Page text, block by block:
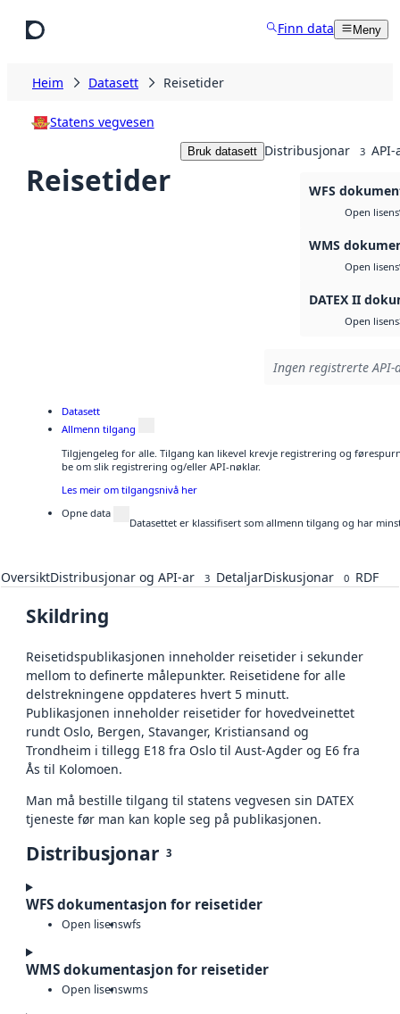
Finn data Meny
Heim Datasett Reisetider
Statens vegvesen
Reisetider
Bruk datasett Distribusjonar 3 API-
WFS
Open lisens
WMS
Open lisens
DATEX II
Open lisens
Ingen registrerte
Datasett
Allmenn tilgang
Tilgjengeleg for alle. Tilgang kan likevel krevje registrering og
be om slik registrering og/eller API-nøklar.
Les meir om tilgangsnivå her
Opne data
Datasettet er klassifisert som allmenn tilgang og har
OversiktDistribusjonar og API-ar 3 DetaljarDiskusjonar 0 RDF
Skildring
Reisetidspublikasjonen inneholder reisetider i sekunder
mellom to definerte målepunkter. Reisetidene for alle
delstrekningene oppdateres hvert 5 minutt.
Publikasjonen inneholder reisetider for hovedveinettet
rundt Oslo, Bergen, Stavanger, Kristiansand og
Trondheim i tillegg E18 fra Oslo til Aust-Agder og E6 fra
Ås til Kolomoen.
Man må bestille tilgang til statens vegvesen sin DATEX
tjeneste før man kan kople seg på publikasjonen.
Distribusjonar 3
WFS dokumentasjon for reisetider
Open lisenswfs
WMS dokumentasjon for reisetider
Open lisenswms